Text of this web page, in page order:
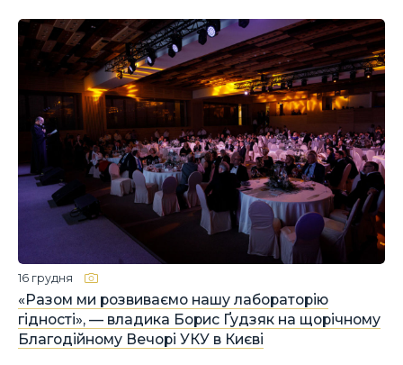
«Разом ми розвиваємо нашу лабораторію
гідності», — владика Борис Ґудзяк на щорічному
Благодійному Вечорі УКУ в Києві
16 грудня